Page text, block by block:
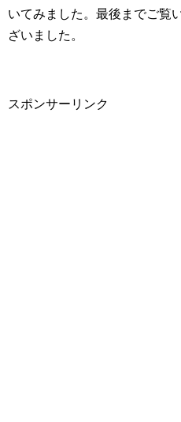
いてみました。最後までご覧
ざいました。
スポンサーリンク